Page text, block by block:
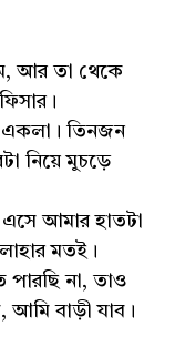
আর তা থেকে
তিনজন
নিয়ে মুচড়ে
আমার হাতটা
মতই।
না, তাও
বাড়ী যাব।